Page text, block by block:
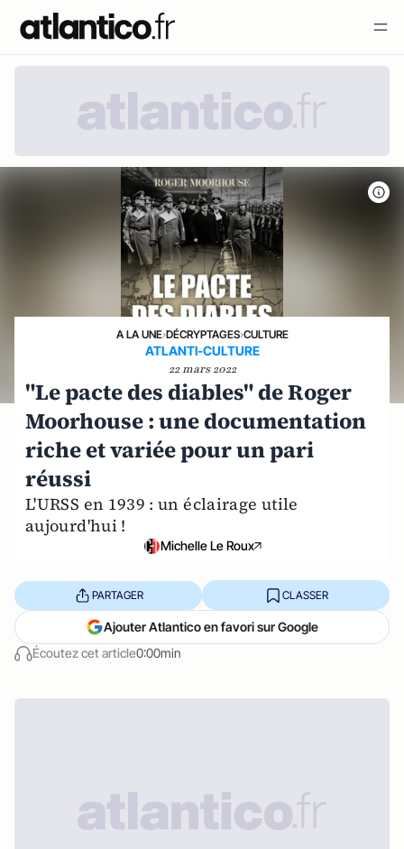
A LA UNE›DÉCRYPTAGES›CULTURE
ATLANTI-CULTURE
22 mars 2022
"Le pacte des diables" de Roger
Moorhouse : une documentation
riche et variée pour un pari
réussi
L'URSS en 1939 : un éclairage utile
aujourd'hui !
Michelle Le Roux
Écoutez cet article0:00min
PARTAGER CLASSER
Ajouter Atlantico en favori sur Google